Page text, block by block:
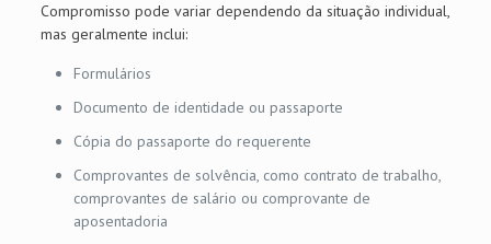
Compromisso pode variar dependendo da situação individual,
mas geralmente inclui:
Formulários
Documento de identidade ou passaporte
Cópia do passaporte do requerente
Comprovantes de solvência, como contrato de trabalho,
comprovantes de salário ou comprovante de
aposentadoria